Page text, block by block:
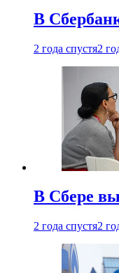
В
2 года спустя2
В Сбере
2 года спустя2